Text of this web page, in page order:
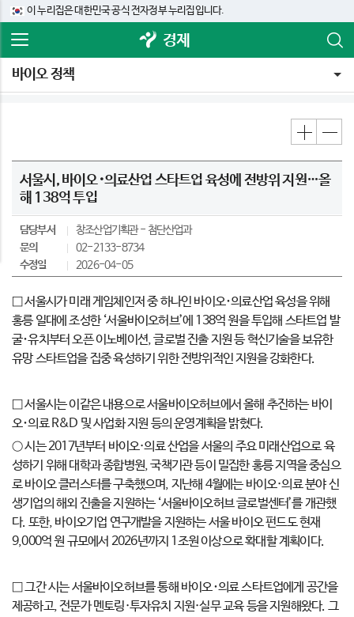
이 누리집은 대한민국 공식 전자정부 누리집입니다.
경제
바이오 정책
서울시, 바이오･의료산업 스타트업 육성에 전방위 지원…올
해 138억 투입
담당부서 창조산업기획관
첨단산업과
문의
02-2133-8734
수정일
2026-04-05
□ 서울시가 미래 게임체인저 중 하나인 바이오･의료산업 육성을 위해
홍릉 일대에 조성한 ‘서울바이오허브’에 138억 원을 투입해 스타트업 발
굴･유치부터 오픈 이노베이션, 글로벌 진출 지원 등 혁신기술을 보유한
유망 스타트업을 집중 육성하기 위한 전방위적인 지원을 강화한다.
□ 서울시는 이같은 내용으로 서울바이오허브에서 올해 추진하는 바이
오･의료 R&D 및 사업화 지원 등의 운영계획을 밝혔다.
○ 시는 2017년부터 바이오·의료 산업을 서울의 주요 미래산업으로 육
성하기 위해 대학과 종합병원, 국책기관 등이 밀집한 홍릉 지역을 중심으
로 바이오 클러스터를 구축했으며, 지난해 4월에는 바이오·의료 분야 신
생기업의 해외 진출을 지원하는 ‘서울바이오허브 글로벌센터’를 개관했
다. 또한, 바이오기업 연구개발을 지원하는 서울 바이오 펀드도 현재
9,000억 원 규모에서 2026년까지 1조원 이상으로 확대할 계획이다.
□ 그간 시는 서울바이오허브를 통해 바이오･의료 스타트업에게 공간을
제공하고, 전문가 멘토링·투자유치 지원·실무 교육 등을 지원해왔다. 그